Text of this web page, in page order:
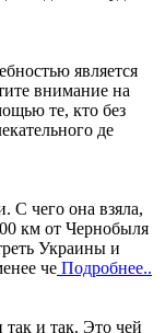
является
внимание на
те, кто без
де
С чего она взяла,
км от Чернобыля
Украины и
че Подробнее..
и так. Это чей